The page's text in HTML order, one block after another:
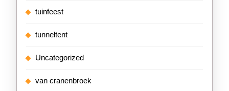
tuinfeest
tunneltent
Uncategorized
van cranenbroek